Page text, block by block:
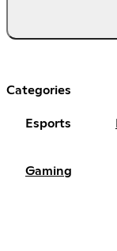
Categories
Esports
Gaming